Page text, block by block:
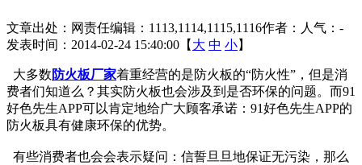
文章出处： 网责任编辑：1113,1114,1115,1116作者： 人气： -
发表时间：2014-02-24 15:40:00【 大 中 小】
大多数 防火板厂家着重经营的是防火板的“防火性”，但是消
费者们知道么？其实防火板也会涉及到是否环保的问题。而91
好色先生APP可以肯定地给广大顾客承诺：91好色先生APP的
防火板具有健康环保的优势。
有些消费者也会会表示疑问：信誓旦旦地保证无污染，那么